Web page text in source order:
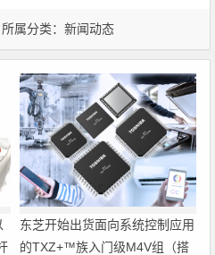
属分类：新闻动态
东芝开始出货面向系统控制应用
的TXZ+™族入门级M4V组（搭